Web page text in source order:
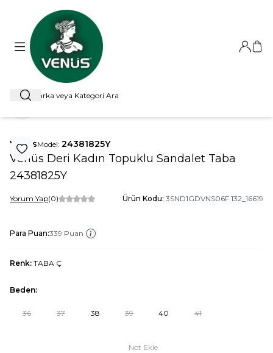
Ara
Giriş
Favoriye Ekle
VenüsModel: 24381825Y
Venüs Deri Kadın Topuklu Sandalet Taba
24381825Y
Yorum Yap(0) Ürün Kodu: 3SND1GDVNS06F.132_16619
Para Puan:339 Puan
Renk: TABA Ç
Beden:
36 37 38 39 40 41
Not Ekle